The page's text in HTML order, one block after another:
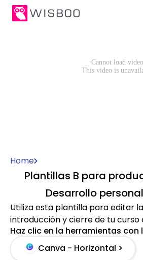
Home
Plantillas B para
Desarrollo
Utiliza esta plantilla para editar
introducción y cierre de tu curso
Haz clic en la herramientas
Canva - Horizontal >